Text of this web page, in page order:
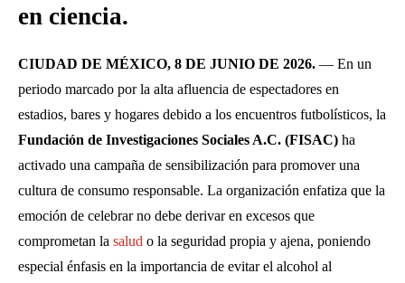
en ciencia.
CIUDAD DE MÉXICO, 8 DE JUNIO DE 2026. — En un
periodo marcado por la alta afluencia de espectadores en
estadios, bares y hogares debido a los encuentros futbolísticos, la
Fundación de Investigaciones Sociales A.C. (FISAC) ha
activado una campaña de sensibilización para promover una
cultura de consumo responsable. La organización enfatiza que la
emoción de celebrar no debe derivar en excesos que
comprometan la salud o la seguridad propia y ajena, poniendo
especial énfasis en la importancia de evitar el alcohol al